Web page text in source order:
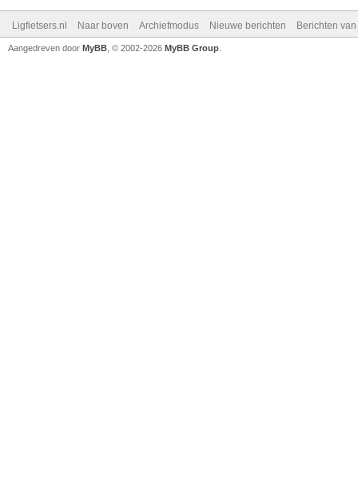
Ligfietsers.nl Naar boven Archiefmodus Nieuwe berichten Berichten
Aangedreven door MyBB , © 2002-2026 MyBB Group